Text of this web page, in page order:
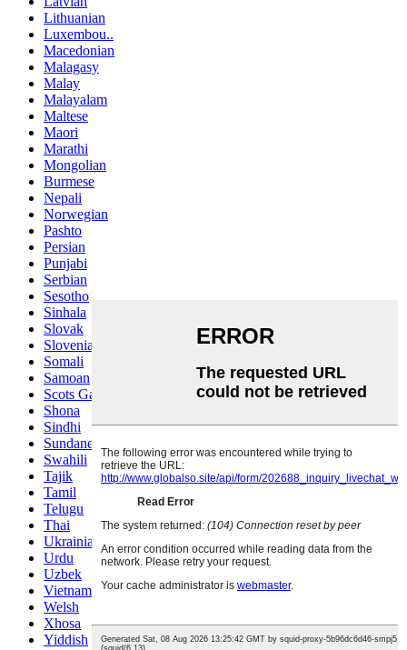
Lithuanian
Luxembou..
Macedonian
Malagasy
Malay
Malayalam
Maltese
Maori
Marathi
Mongolian
Burmese
Nepali
Norwegian
Pashto
Persian
Punjabi
Serbian
Sesotho
Sinhala
Slovak
Slovenian
Somali
Samoan
Scots Gaelic
Shona
Sindhi
Sundanese
Swahili
Tajik
Tamil
Telugu
Thai
Ukrainian
Urdu
Uzbek
Vietnamese
Welsh
Xhosa
Yiddish